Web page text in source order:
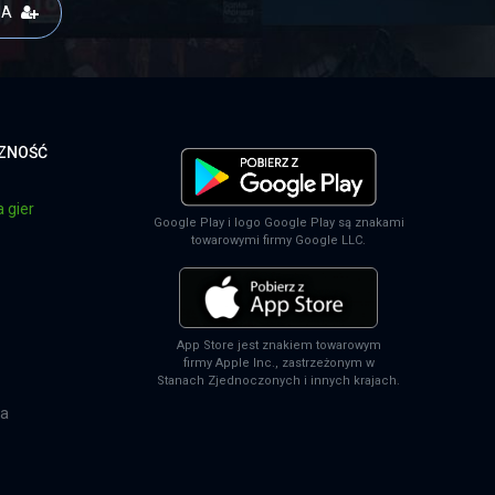
gier
Google Play i logo Google Play są znakami
towarowymi firmy Google LLC.
App Store jest znakiem towarowym
firmy Apple Inc., zastrzeżonym w
Stanach Zjednoczonych i innych krajach.